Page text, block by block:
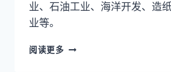
业、石油工业、海洋开发、造
业等。
阅读更多 双